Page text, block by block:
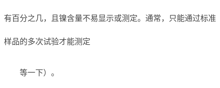
有百分之几，且镍含量不易显示或测定。通常，只能通过标准
样品的多次试验才能测定
等一下）。